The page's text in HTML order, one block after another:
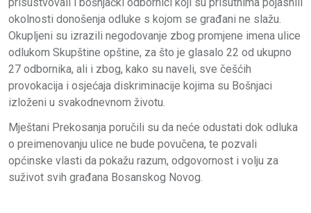
okolnosti donošenja odluke s kojom se građani ne slažu.
Okupljeni su izrazili negodovanje zbog promjene imena ulice
odlukom Skupštine opštine, za što je glasalo 22 od ukupno
27 odbornika, ali i zbog, kako su naveli, sve češćih
provokacija i osjećaja diskriminacije kojima su Bošnjaci
izloženi u svakodnevnom životu.
Mještani Prekosanja poručili su da neće odustati dok odluka
o preimenovanju ulice ne bude povučena, te pozvali
općinske vlasti da pokažu razum, odgovornost i volju za
suživot svih građana Bosanskog Novog.